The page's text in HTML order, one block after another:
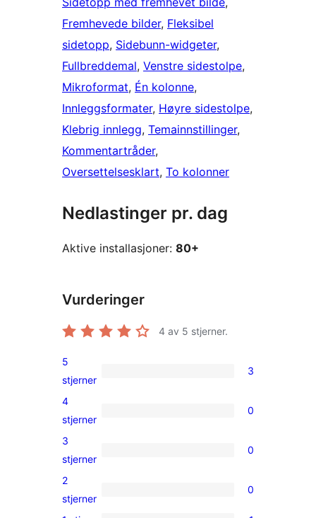
Fremhevede bilder, Fleksibel
sidetopp, Sidebunn-widgeter
Fullbreddemal, Venstre sidestolpe
Mikroformat, Én kolonne
Innleggsformater, Høyre sidestolpe
Klebrig innlegg, Temainnstillinger
Kommentartråder
Oversettelsesklart, To kolonner
Nedlastinger pr. dag
Aktive installasjoner: 80+
Vurderinger
4 av 5 stjerner.
3
5-
star
5
stjerner
3
0
4-
star
4
stjerner
0
0
3-
star
3
stjerner
0
0
2
stjerner
0